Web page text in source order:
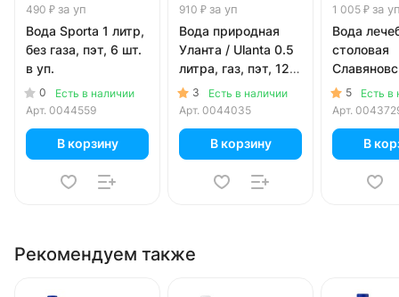
490 ₽ за уп
Вода Sporta 1 литр,
без газа, пэт, 6 шт.
в уп.
0
Есть в наличии
Арт. 0044559
В корзину
910 ₽ за уп
Вода природная
Уланта / Ulanta 0.5
литра, газ, пэт, 12
шт. в уп.
3
Есть в наличии
Арт. 0044035
В корзину
1 005 ₽ за
Вода
столовая
литр, газ,
шт. в уп.
5
Есть в
Арт.
В
Рекомендуем также